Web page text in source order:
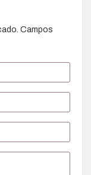
Campos